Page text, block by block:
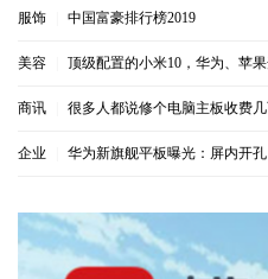
服饰 中国富豪排行榜2019
美容 顶级配置的小米10，华为、苹
商讯 很多人都说修个电脑主板收费
企业 华为新旗舰平板曝光：屏内开